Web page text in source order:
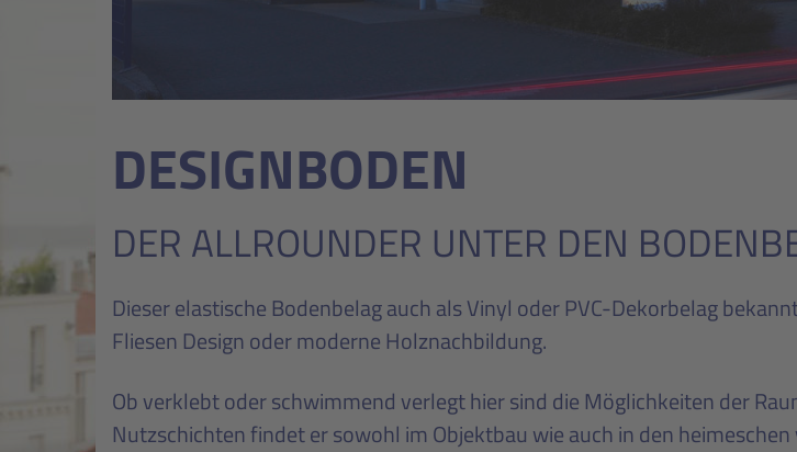
DESIGNBODEN
DER ALLROUNDER UNTER DEN
Dieser elastische Bodenbelag auch als Vinyl oder PVC-Dekorbelag
Fliesen Design oder moderne Holznachbildung.
Ob verklebt oder schwimmend verlegt hier sind die Möglichkeiten der
Nutzschichten findet er sowohl im Objektbau wie auch in den